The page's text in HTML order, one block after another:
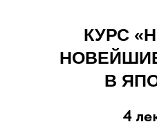
4
КУРС «
В